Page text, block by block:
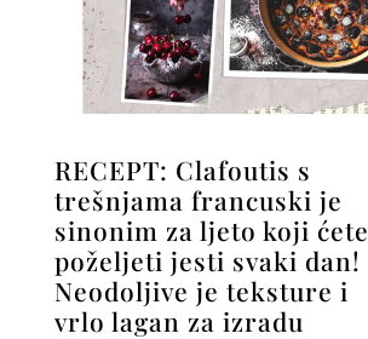
RECEPT: Clafoutis s
trešnjama francuski je
sinonim za ljeto koji ćete
poželjeti jesti svaki dan!
Neodoljive je teksture i
vrlo lagan za izradu